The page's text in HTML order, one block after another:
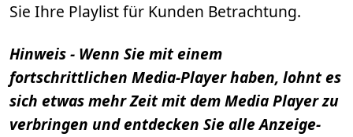
Sie Ihre Playlist für Kunden Betrachtung.
Hinweis - Wenn Sie mit einem
fortschrittlichen Media-Player haben, lohnt es
sich etwas mehr Zeit mit dem Media Player zu
verbringen und entdecken Sie alle Anzeige-